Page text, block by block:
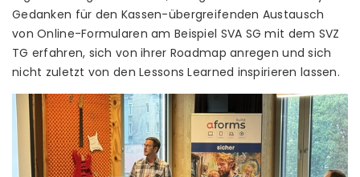
Gedanken für den Kassen-übergreifenden Austausch
von Online-Formularen am Beispiel SVA SG mit dem SVZ
TG erfahren, sich von ihrer Roadmap anregen und sich
nicht zuletzt von den Lessons Learned inspirieren lassen.